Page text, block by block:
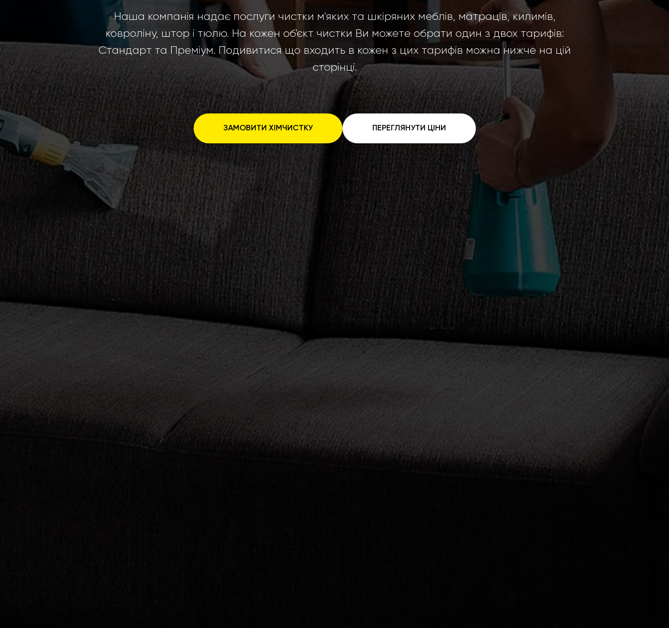
Наша компанія надає послуги чистки м'яких та шкіряних меблів, матраців, килимів,
ковроліну, штор і тюлю. На кожен об'єкт чистки Ви можете обрати один з двох тарифів:
Стандарт та Преміум. Подивитися що входить в кожен з цих тарифів можна нижче на цій
сторінці.
ЗАМОВИТИ ХІМЧИСТКУ ПЕРЕГЛЯНУТИ ЦІНИ